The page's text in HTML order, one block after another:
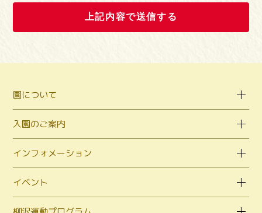
園について
入園のご案内
インフォメーション
イベント